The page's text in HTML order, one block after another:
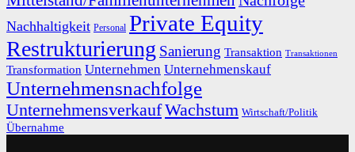
Nachhaltigkeit Personal Private Equity
Restrukturierung Sanierung Transaktion Transaktionen
Transformation Unternehmen Unternehmenskauf
Unternehmensnachfolge
UnternehmensverkaufWachstum Wirtschaft/Politik
Übernahme